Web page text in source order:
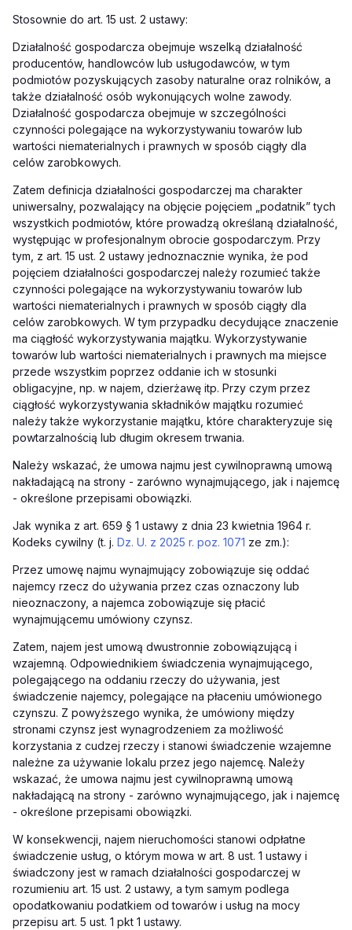
Stosownie do art. 15 ust. 2 ustawy:
Działalność gospodarcza obejmuje wszelką działalność
producentów, handlowców lub usługodawców, w tym
podmiotów pozyskujących zasoby naturalne oraz rolników, a
także działalność osób wykonujących wolne zawody.
Działalność gospodarcza obejmuje w szczególności
czynności polegające na wykorzystywaniu towarów lub
wartości niematerialnych i prawnych w sposób ciągły dla
celów zarobkowych.
Zatem definicja działalności gospodarczej ma charakter
uniwersalny, pozwalający na objęcie pojęciem „podatnik” tych
wszystkich podmiotów, które prowadzą określaną działalność,
występując w profesjonalnym obrocie gospodarczym. Przy
tym, z art. 15 ust. 2 ustawy jednoznacznie wynika, że pod
pojęciem działalności gospodarczej należy rozumieć także
czynności polegające na wykorzystywaniu towarów lub
wartości niematerialnych i prawnych w sposób ciągły dla
celów zarobkowych. W tym przypadku decydujące znaczenie
ma ciągłość wykorzystywania majątku. Wykorzystywanie
towarów lub wartości niematerialnych i prawnych ma miejsce
przede wszystkim poprzez oddanie ich w stosunki
obligacyjne, np. w najem, dzierżawę itp. Przy czym przez
ciągłość wykorzystywania składników majątku rozumieć
należy także wykorzystanie majątku, które charakteryzuje się
powtarzalnością lub długim okresem trwania.
Należy wskazać, że umowa najmu jest cywilnoprawną umową
nakładającą na strony - zarówno wynajmującego, jak i najemcę
- określone przepisami obowiązki.
Jak wynika z art. 659 § 1 ustawy z dnia 23 kwietnia 1964 r.
Kodeks cywilny (t. j. Dz. U. z 2025 r. poz. 1071 ze zm.):
Przez umowę najmu wynajmujący zobowiązuje się oddać
najemcy rzecz do używania przez czas oznaczony lub
nieoznaczony, a najemca zobowiązuje się płacić
wynajmującemu umówiony czynsz.
Zatem, najem jest umową dwustronnie zobowiązującą i
wzajemną. Odpowiednikiem świadczenia wynajmującego,
polegającego na oddaniu rzeczy do używania, jest
świadczenie najemcy, polegające na płaceniu umówionego
czynszu. Z powyższego wynika, że umówiony między
stronami czynsz jest wynagrodzeniem za możliwość
korzystania z cudzej rzeczy i stanowi świadczenie wzajemne
należne za używanie lokalu przez jego najemcę. Należy
wskazać, że umowa najmu jest cywilnoprawną umową
nakładającą na strony - zarówno wynajmującego, jak i najemcę
- określone przepisami obowiązki.
W konsekwencji, najem nieruchomości stanowi odpłatne
świadczenie usług, o którym mowa w art. 8 ust. 1 ustawy i
świadczony jest w ramach działalności gospodarczej w
rozumieniu art. 15 ust. 2 ustawy, a tym samym podlega
opodatkowaniu podatkiem od towarów i usług na mocy
przepisu art. 5 ust. 1 pkt 1 ustawy.